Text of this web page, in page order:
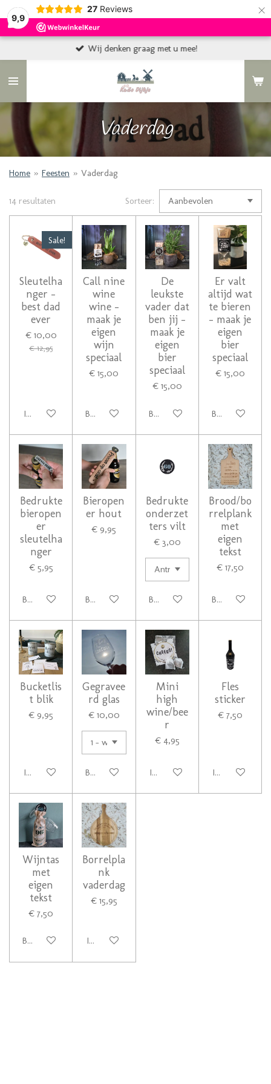
9,9
27 Reviews ×
Wij denken graag met u mee!
Vaderdag
Home » Feesten » Vaderdag
14 resultaten Sorteer:
Sale!
Sleutelha
nger -
best dad
ever
€ 10,00
€ 12,95
In winkelwagen
Call nine
wine
wine -
maak je
eigen
wijn
speciaal
€ 15,00
Bekijk details
De
leukste
vader dat
ben jij -
maak je
eigen
bier
speciaal
€ 15,00
Bekijk details
Er valt
altijd wat
te bieren
- maak je
eigen
bier
speciaal
€ 15,00
Bekijk details
Bedrukte
bieropen
er
sleutelha
nger
€ 5,95
Bekijk details
Bieropen
er hout
€ 9,95
Bekijk details
Bedrukte
onderzet
ters vilt
€ 3,00
Bekijk details
Brood/bo
rrelplank
met
eigen
tekst
€ 17,50
Bekijk details
Bucketlis
t blik
€ 9,95
In winkelwagen
Gegravee
rd glas
€ 10,00
Bekijk details
Mini
high
wine/bee
r
€ 4,95
In winkelwagen
Fles
sticker
€ 7,50
In winkelwagen
Wijntas
met
eigen
tekst
€ 7,50
Bekijk details
Borrelpla
nk
vaderdag
€ 15,95
In winkelwagen